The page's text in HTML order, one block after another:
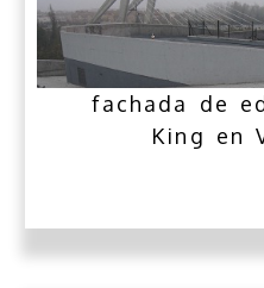
fachada de
King en